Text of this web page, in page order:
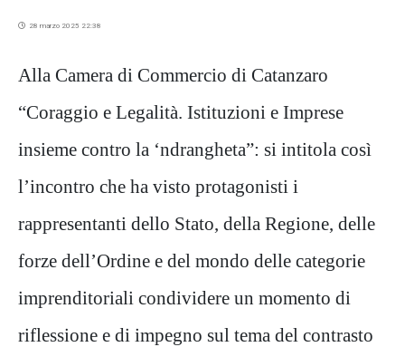
28 marzo 2025 22:38
Alla Camera di Commercio di Catanzaro
“Coraggio e Legalità. Istituzioni e Imprese
insieme contro la ‘ndrangheta”: si intitola così
l’incontro che ha visto protagonisti i
rappresentanti dello Stato, della Regione, delle
forze dell’Ordine e del mondo delle categorie
imprenditoriali condividere un momento di
riflessione e di impegno sul tema del contrasto